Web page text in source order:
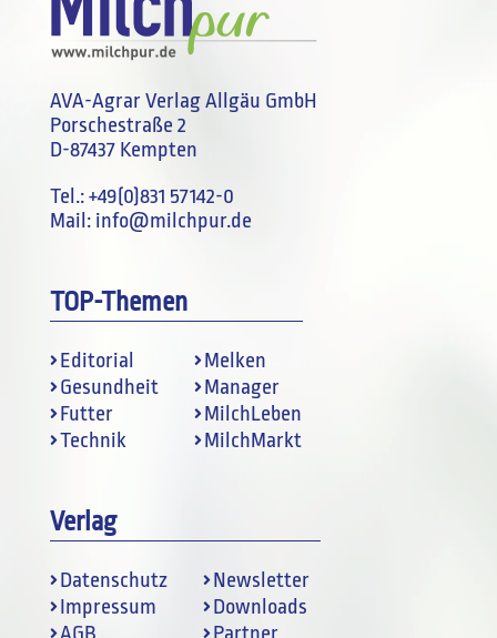
AVA-Agrar Verlag Allgäu GmbH
Porschestraße 2
D-87437 Kempten
Tel.:+49(0)831 57142-0
Mail: info@milchpur.de
TOP-Themen
Editorial
Gesundheit
Futter
Technik
Melken
Manager
MilchLeben
MilchMarkt
Verlag
Datenschutz
Impressum
Newsletter
Downloads